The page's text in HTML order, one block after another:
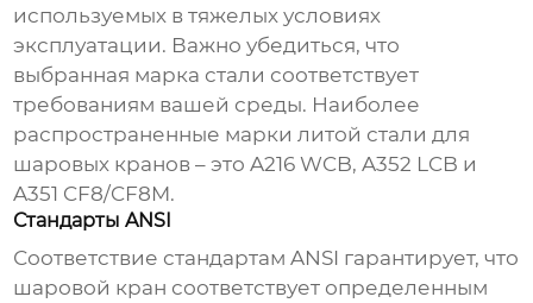
используемых в тяжелых условиях
эксплуатации. Важно убедиться, что
выбранная марка стали соответствует
требованиям вашей среды. Наиболее
распространенные марки литой стали для
шаровых кранов – это A216 WCB, A352 LCB и
A351 CF8/CF8M.
Стандарты ANSI
Соответствие стандартам ANSI гарантирует, что
шаровой кран соответствует определенным